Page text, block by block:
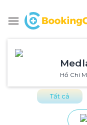
Hồ Chí
Tất cả